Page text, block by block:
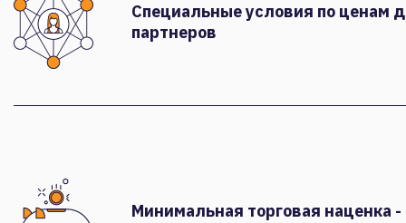
Специальные условия по ценам
партнеров
Минимальная торговая наценка